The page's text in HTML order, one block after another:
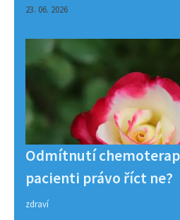
23. 06. 2026
Odmítnutí
pacienti právo říct ne?
zdraví